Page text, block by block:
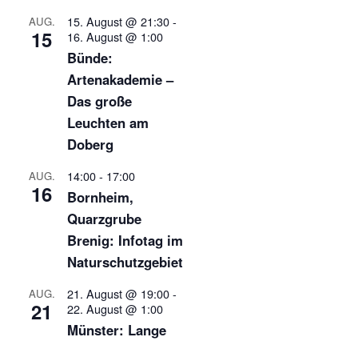
AUG.
15
15. August @ 21:30-
16. August @ 1:00
Bünde:
Artenakademie –
Das große
Leuchten am
Doberg
AUG.
16
14:00- 17:00
Bornheim,
Quarzgrube
Brenig: Infotag im
Naturschutzgebiet
AUG.
21
21. August @ 19:00-
22. August @ 1:00
Münster: Lange